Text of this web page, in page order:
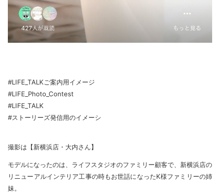
#LIFE_TALKご案内用イメージ
#LIFE_Photo_Contest
#LIFE_TALK
#ストーリーズ発信用のイメーシ
撮影は【新横浜店・大内さん】
モデルになったのは、ライフスタジオのファミリー顧客で、新横浜店の
リニューアルインテリア工事の時もお世話になったK様ファミリーの姉
妹。